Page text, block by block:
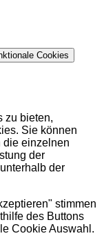
Cookies
zu bieten,
Sie können
die einzelnen
der
der
stimmen
des Buttons
Cookie Auswahl.